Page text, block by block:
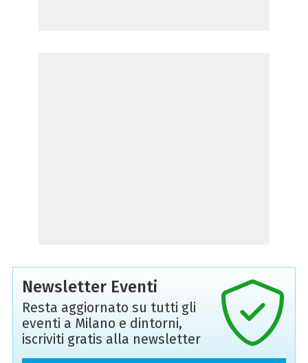
Newsletter Eventi
Resta aggiornato su tutti gli
eventi a Milano e dintorni,
iscriviti gratis alla newsletter